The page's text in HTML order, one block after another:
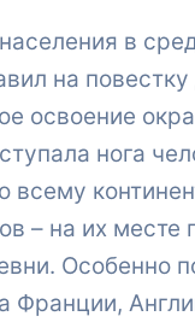
в
на повестку
освоение
нога
всему
– на их месте
Особенно
Франции,